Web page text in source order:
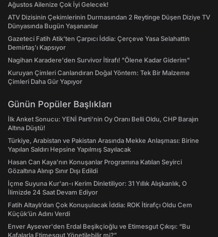
Ağustos Ailenize Çok İyi Gelecek!
ATV Dizisinin Çekimlerinin Durmasından 2 Reytinge Düşen Diziye TV
Dünyasında Bugün Yaşananlar
Gazeteci Fatih Atik'ten Çarpıcı İddia: Çerçeve Yasa Selahattin
Demirtaş'ı Kapsıyor
Nagihan Karadere'den Survivor İtirafı! "Ölene Kadar Giderim"
Kuruyan Çimleri Canlandıran Doğal Yöntem: Tek Bir Malzeme
Çimleri Daha Gür Yapıyor
Günün Popüler Başlıkları
İlk Anket Sonucu: YENİ Parti'nin Oy Oranı Belli Oldu, CHP Barajın
Altına Düştü!
Türkiye, Arabistan ve Pakistan Arasında Mekke Anlaşması: Birine
Yapılan Saldırı Hepsine Yapılmış Sayılacak
Hasan Can Kaya’nın Konuşanlar Programına Katılan Seyirci
Gözaltına Alınıp Sınır Dışı Edildi
İçme Suyuna Kur'an-ı Kerim Dinletiliyor: 31 Yıllık Alışkanlık, O
İlimizde 24 Saat Devam Ediyor
Fatih Altaylı’dan Çok Konuşulacak İddia: ROK İtirafçı Oldu Cem
Küçük’ün Adını Verdi
Enver Aysever'den Erdal Beşikçioğlu ve Etimesgut Çıkışı: “Bu
Kafalarla Etimesgut Yönetilebilir mi?”